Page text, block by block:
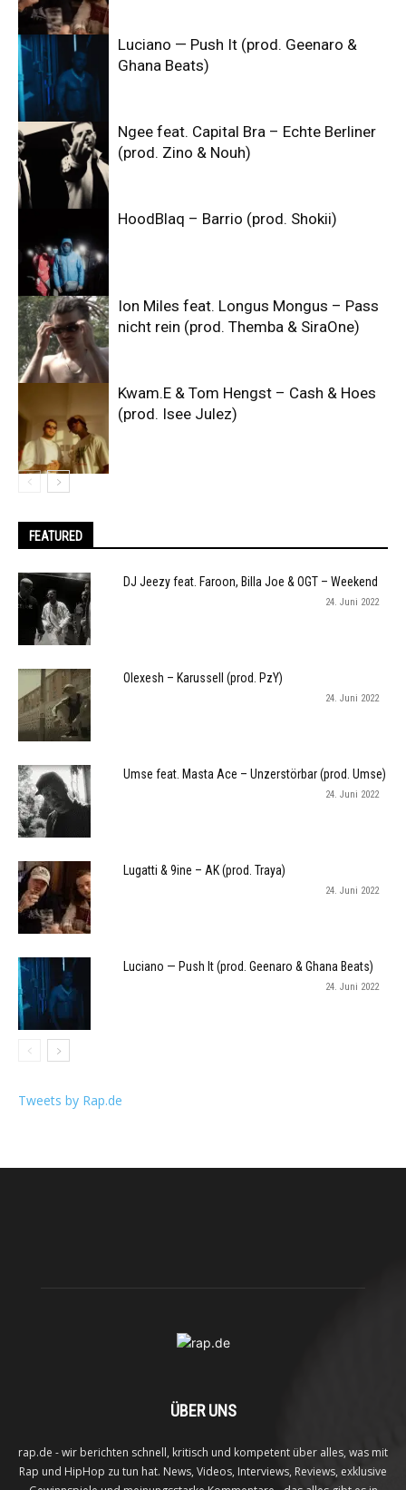
Luciano — Push It (prod. Geenaro &
Ghana Beats)
Ngee feat. Capital Bra – Echte Berliner
(prod. Zino & Nouh)
HoodBlaq – Barrio (prod. Shokii)
Ion Miles feat. Longus Mongus – Pass
nicht rein (prod. Themba & SiraOne)
Kwam.E & Tom Hengst – Cash & Hoes
(prod. Isee Julez)
FEATURED
DJ Jeezy feat. Faroon, Billa Joe & OGT – Weekend
24. Juni 2022
Olexesh – Karussell (prod. PzY)
24. Juni 2022
Umse feat. Masta Ace – Unzerstörbar (prod. Umse)
24. Juni 2022
Lugatti & 9ine – AK (prod. Traya)
24. Juni 2022
Luciano — Push It (prod. Geenaro & Ghana Beats)
24. Juni 2022
Tweets by Rap.de
ÜBER UNS
rap.de - wir berichten schnell, kritisch und kompetent über alles, was mit
Rap und HipHop zu tun hat. News, Videos, Interviews, Reviews, exklusive